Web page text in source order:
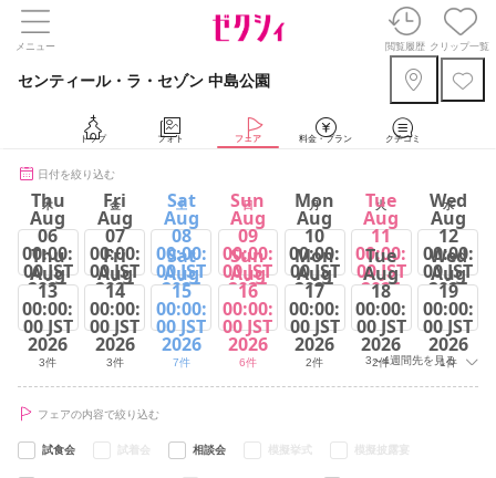
メニュー 閲覧履歴 クリップ一覧
センティール・ラ・セゾン 中島公園
トップ フォト フェア 料金・プラン クチコミ
日付を絞り込む
木 金 土 日 月 火 水
Thu
Aug
06
00:00:
00 JST
2026
2件
Fri
Aug
07
00:00:
00 JST
2026
3件
Sat
Aug
08
00:00:
00 JST
2026
5件
Sun
Aug
09
00:00:
00 JST
2026
6件
Mon
Aug
10
00:00:
00 JST
2026
2件
Tue
Aug
11
00:00:
00 JST
2026
6件
Wed
Aug
12
00:00:
00 JST
2026
1件
Thu
Aug
13
00:00:
00 JST
2026
3件
Fri
Aug
14
00:00:
00 JST
2026
3件
Sat
Aug
15
00:00:
00 JST
2026
7件
Sun
Aug
16
00:00:
00 JST
2026
6件
Mon
Aug
17
00:00:
00 JST
2026
2件
Tue
Aug
18
00:00:
00 JST
2026
2件
Wed
Aug
19
00:00:
00 JST
2026
1件
3～4週間先を見る
フェアの内容で絞り込む
試食会 試着会 相談会 模擬挙式 模擬披露宴